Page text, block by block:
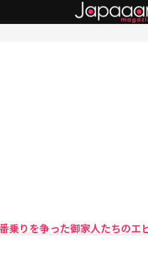
乗りを争った御家人たちのエ